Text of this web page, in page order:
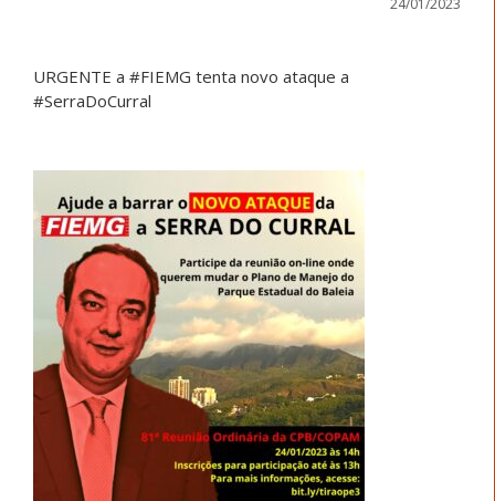
URGENTE a #FIEMG tenta novo ataque a
#SerraDoCurral